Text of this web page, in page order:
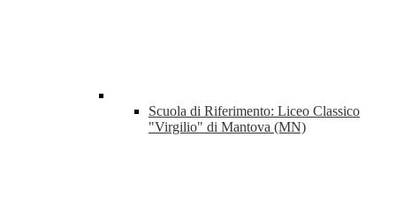
Scuola di Riferimento: Liceo Classico
"Virgilio" di Mantova (MN)